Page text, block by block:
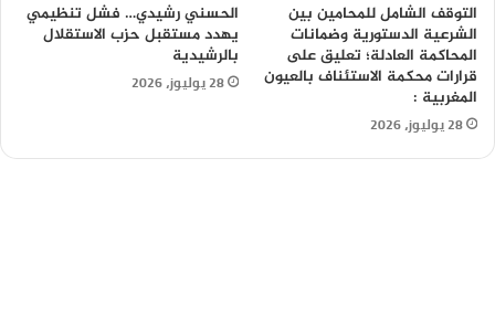
التوقف الشامل للمحامين بين
الشرعية الدستورية وضمانات
المحاكمة العادلة؛ تعليق على
قرارات محكمة الاستئناف بالعيون
المغربية :
28 يوليوز، 2026
الحسني رشيدي… فشل تنظيمي
يهدد مستقبل حزب الاستقلال
بالرشيدية
28 يوليوز، 2026